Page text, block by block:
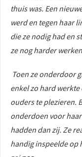
thuis was. Een
werd en tegen haar
die ze nodig had en
ze nog harder
Toen ze onderdoor
enkel zo hard
ouders te plezieren.
onderdoen voor
hadden dan zij. Ze
handig inspeelde op